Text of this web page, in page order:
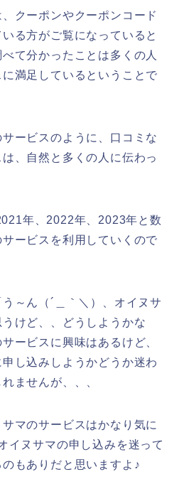
クーポンやクーポンコード
る方がご覧になっていると
て分かったことは多くの人
満足しているということで
ービスのように、口コミな
、自然と多くの人に伝わっ
年、2022年、2023年と数
ービスを利用していくので
～ん（´＿｀＼）、オイヌサ
けど、、どうしようかな
ービスに興味はあるけど、
し込みしようかどうか迷わ
ませんが、、、
マのサービスはかなり気に
イヌサマの申し込みを迷って
もありだと思いますよ♪